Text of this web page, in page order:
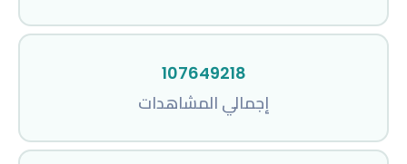
107649218
إجمالي المشاهدات